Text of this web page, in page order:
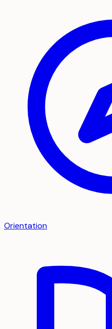
Orientation